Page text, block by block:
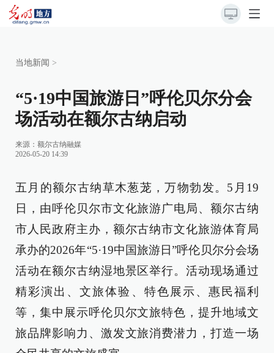
当地新闻 >
“5·19中国旅游日”呼伦贝尔分会
场活动在额尔古纳启动
来源： 额尔古纳融媒
2026-05-20 14:39
五月的额尔古纳草木葱茏，万物勃发。5月19
日，由呼伦贝尔市文化旅游广电局、额尔古纳
市人民政府主办，额尔古纳市文化旅游体育局
承办的2026年“5·19中国旅游日”呼伦贝尔分会场
活动在额尔古纳湿地景区举行。活动现场通过
精彩演出、文旅体验、特色展示、惠民福利
等，集中展示呼伦贝尔文旅特色，提升地域文
旅品牌影响力、激发文旅消费潜力，打造一场